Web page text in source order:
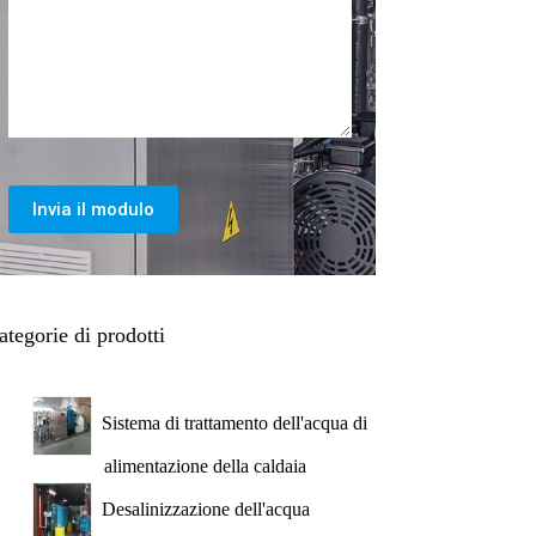
Invia il modulo
di prodotti
Sistema di trattamento dell'acqua di
alimentazione della caldaia
Desalinizzazione dell'acqua